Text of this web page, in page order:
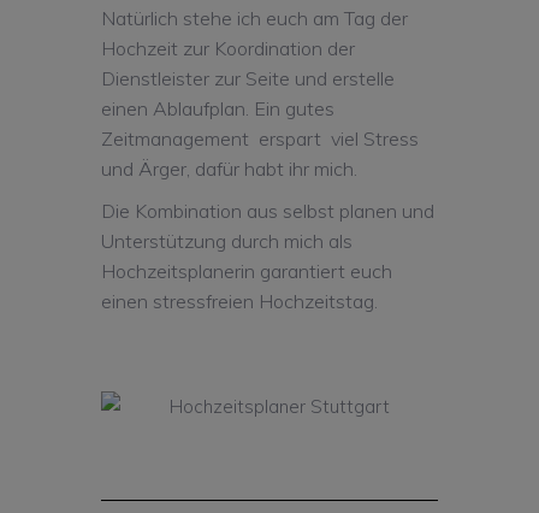
Natürlich stehe ich euch am Tag der
Hochzeit zur Koordination der
Dienstleister zur Seite und erstelle
einen Ablaufplan. Ein gutes
Zeitmanagement erspart viel Stress
und Ärger, dafür habt ihr mich.
Die Kombination aus selbst planen und
Unterstützung durch mich als
Hochzeitsplanerin garantiert euch
einen stressfreien Hochzeitstag.